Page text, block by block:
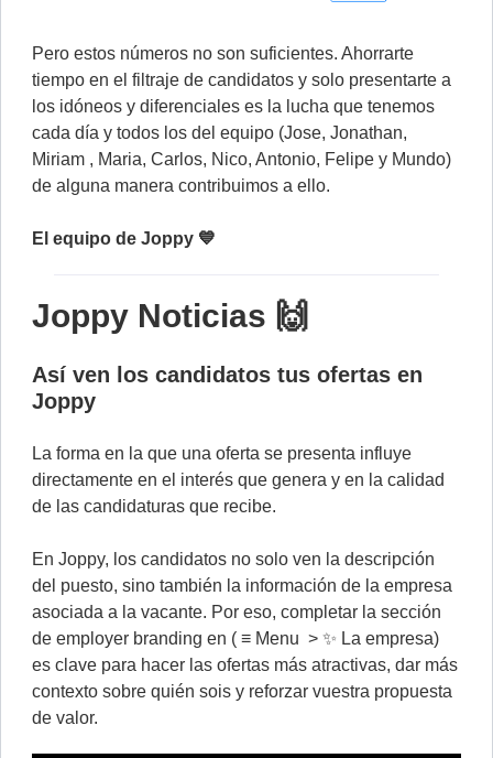
Pero estos números no son suficientes. Ahorrarte
tiempo en el filtraje de candidatos y solo presentarte a
los idóneos y diferenciales es la lucha que tenemos
cada día y todos los del equipo (Jose, Jonathan,
Miriam , Maria, Carlos, Nico, Antonio, Felipe y Mundo)
de alguna manera contribuimos a ello.
El equipo de Joppy 💙
Joppy Noticias 🙌
Así ven los candidatos tus ofertas en
Joppy
La forma en la que una oferta se presenta influye
directamente en el interés que genera y en la calidad
de las candidaturas que recibe.
En Joppy, los candidatos no solo ven la descripción
del puesto, sino también la información de la empresa
asociada a la vacante. Por eso, completar la sección
de employer branding en ( ≡ Menu > ✨ La empresa)
es clave para hacer las ofertas más atractivas, dar más
contexto sobre quién sois y reforzar vuestra propuesta
de valor.